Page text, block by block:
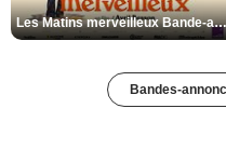
Les Matins merveilleux Bande-annonce VF
Bandes-